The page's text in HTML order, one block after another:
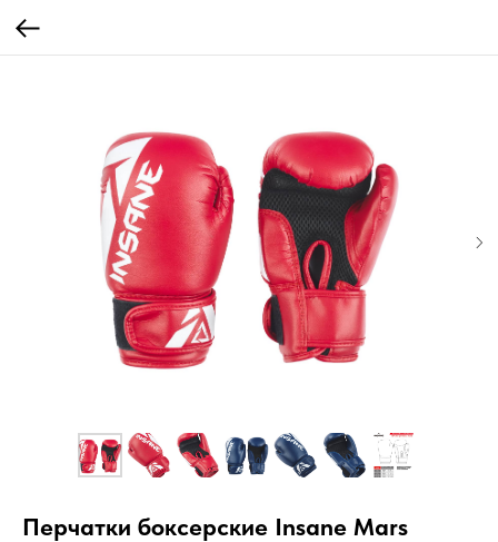
Перчатки боксерские Insane Mars